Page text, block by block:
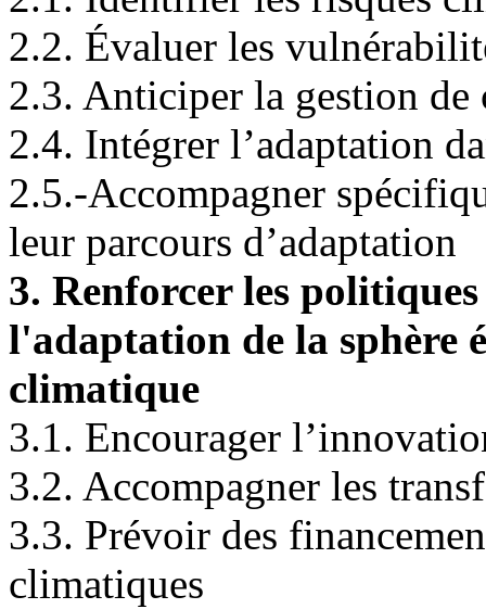
2.2. Évaluer les
2.3. Anticiper la gestion de
2.4. Intégrer l’adaptation
2.5.-Accompagner
leur parcours d’adaptation
3. Renforcer les
l'adaptation de la sphère
climatique
3.1. Encourager
3.2. Accompagner les
3.3. Prévoir des
climatiques